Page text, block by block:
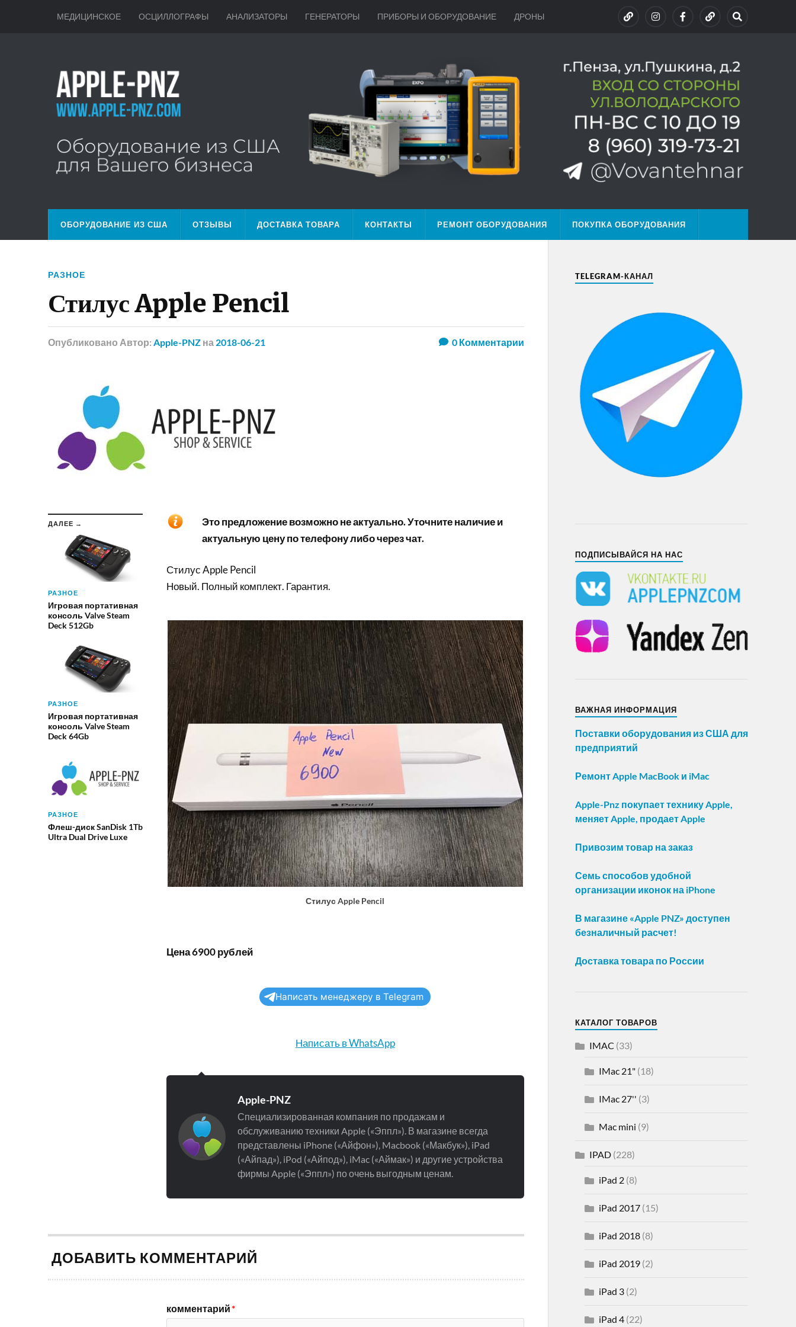
МЕДИЦИНСКОЕ ОСЦИЛЛОГРАФЫ АНАЛИЗАТОРЫ ГЕНЕРАТОРЫ ПРИБОРЫ И ОБОРУДОВАНИЕ ДРОНЫ
ОБОРУДОВАНИЕ ИЗ США ОТЗЫВЫ ДОСТАВКА ТОВАРА КОНТАКТЫ РЕМОНТ ОБОРУДОВАНИЯ ПОКУПКА ОБОРУДОВАНИЯ
РАЗНОЕ
Стилус Apple Pencil
Опубликовано Автор: Apple-PNZ на 2018-06-21 0Комментарии
ДАЛЕЕ →
РАЗНОЕ
Игровая портативная
консоль Valve Steam
Deck 512Gb
РАЗНОЕ
Игровая портативная
консоль Valve Steam
Deck 64Gb
РАЗНОЕ
Флеш-диск SanDisk 1Tb
Ultra Dual Drive Luxe
Это предложение возможно не актуально. Уточните наличие и
актуальную цену по телефону либо через чат.
Стилус Apple Pencil
Новый. Полный комплект. Гарантия.
Стилус Apple Pencil
Цена 6900 рублей
Написать менеджеру в Telegram
Написать в WhatsApp
Apple-PNZ
Специализированная компания по продажам и
обслуживанию техники Apple («Эппл»). В магазине всегда
представлены iPhone («Айфон»), Macbook («Макбук»), iPad
(«Айпад»), iPod («Айпод»), iMac («Аймак») и другие устройства
фирмы Apple («Эппл») по очень выгодным ценам.
ДОБАВИТЬ КОММЕНТАРИЙ
комментарий*
TELEGRAM-КАНАЛ
ПОДПИСЫВАЙСЯ НА НАС
ВАЖНАЯ ИНФОРМАЦИЯ
Поставки оборудования из США для
предприятий
Ремонт Apple MacBook и iMac
Apple-Pnz покупает технику Apple,
меняет Apple, продает Apple
Привозим товар на заказ
Семь способов удобной
организации иконок на iPhone
В магазине «Apple PNZ» доступен
безналичный расчет!
Доставка товара по России
КАТАЛОГ ТОВАРОВ
IMAC (33)
IMac 21"(18)
IMac 27'' (3)
Mac mini (9)
IPAD(228)
iPad 2(8)
iPad 2017(15)
iPad 2018(8)
iPad 2019(2)
iPad 3(2)
iPad 4(22)